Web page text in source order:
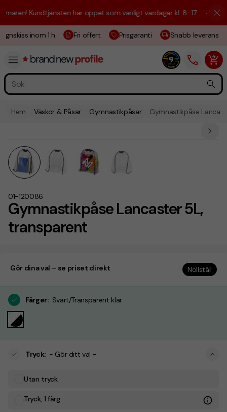
Kundtjänsten har öppet som vanligt vardagar kl. 8–17. ☀️ Vi är
inom 1 h Fri offert Prisgaranti Snabb leverans
Hem Väskor & Påsar Gymnastikpåsar Gymnastikpåse
Gymnastikpåse Lancaster 5L,
transparent
01-120086
Gör dina val – se priset direkt Nollställ
Färger: Svart/Transparent klar
Tryck: - Gör ditt val -
Utan tryck
Tryck, 1 färg